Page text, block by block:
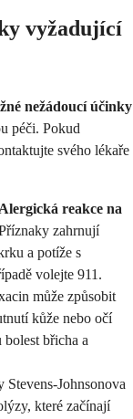
vyžadující
nežádoucí účinky
péči. Pokud
svého lékaře
Alergická reakce na
zahrnují
a potíže s
volejte 911.
může způsobit
kůže nebo očí
břicha a
Stevens-Johnsonova
které začínají